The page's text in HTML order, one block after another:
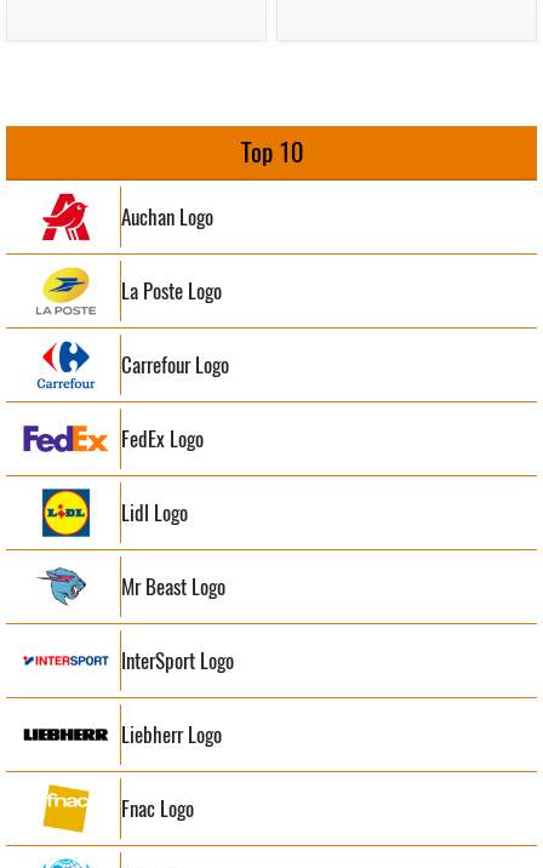
Top 10
Auchan Logo
La Poste Logo
Carrefour Logo
FedEx Logo
Lidl Logo
Mr Beast Logo
InterSport Logo
Liebherr Logo
Fnac Logo